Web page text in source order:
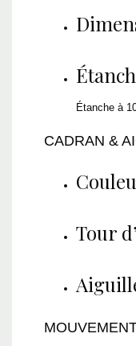
Étanche à
CADRAN &
Tour